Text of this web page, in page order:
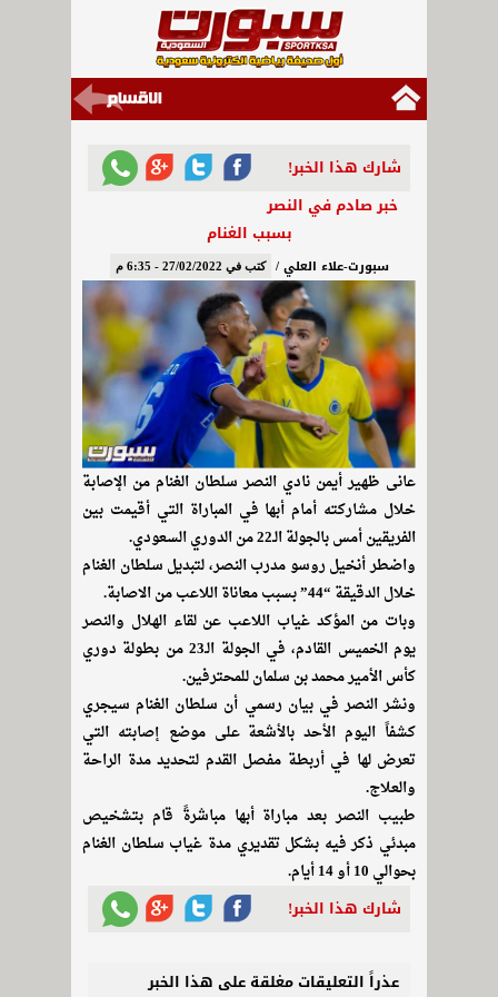
شارك هذا الخبر!
خبر صادم في النصر
بسبب الغنام
سبورت-علاء العلي / كتب في 27/02/2022 - 6:35 م
عانى ظهير أيمن نادي النصر سلطان الغنام من الإصابة
خلال مشاركته أمام أبها في المباراة التي أقيمت بين
الفريقين أمس بالجولة الـ22 من الدوري السعودي.
واضطر أنخيل روسو مدرب النصر، لتبديل سلطان الغنام
خلال الدقيقة “44” بسبب معاناة اللاعب من الاصابة.
وبات من المؤكد غياب اللاعب عن لقاء الهلال والنصر
يوم الخميس القادم، في الجولة الـ23 من بطولة دوري
كأس الأمير محمد بن سلمان للمحترفين.
ونشر النصر في بيان رسمي أن سلطان الغنام سيجري
كشفاً اليوم الأحد بالأشعة على موضع إصابته التي
تعرض لها في أربطة مفصل القدم لتحديد مدة الراحة
والعلاج.
طبيب النصر بعد مباراة أبها مباشرةً قام بتشخيص
مبدئي ذكر فيه بشكل تقديري مدة غياب سلطان الغنام
بحوالي 10 أو 14 أيام.
شارك هذا الخبر!
عذراً التعليقات مغلقة على هذا الخبر